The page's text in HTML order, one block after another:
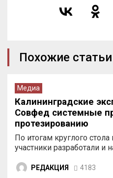
Похожие статьи
Медиа
Калининградские
Совфед системные
протезированию
По итогам круглого
участники разработали и
РЕДАКЦИЯ 4183